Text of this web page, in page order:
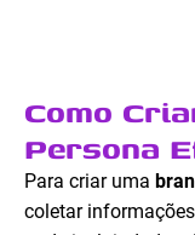
Como
Persona
Para criar uma
coletar